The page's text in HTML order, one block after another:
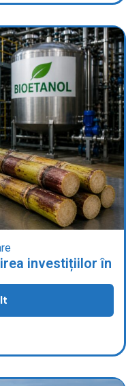
investițiilor în